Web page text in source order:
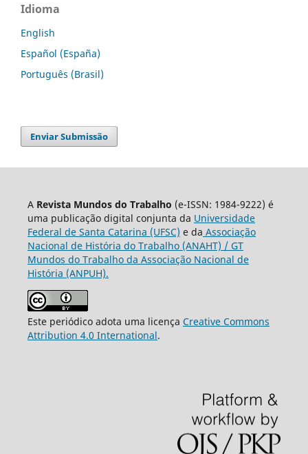
Idioma
English
Español (España)
Português (Brasil)
Enviar Submissão
A Revista Mundos do Trabalho (e-ISSN: 1984-9222) é
uma publicação digital conjunta da Universidade
Federal de Santa Catarina (UFSC) e da Associação
Nacional de História do Trabalho (ANAHT) / GT
Mundos do Trabalho da Associação Nacional de
História (ANPUH).
Este periódico adota uma licença Creative Commons
Attribution 4.0 International.